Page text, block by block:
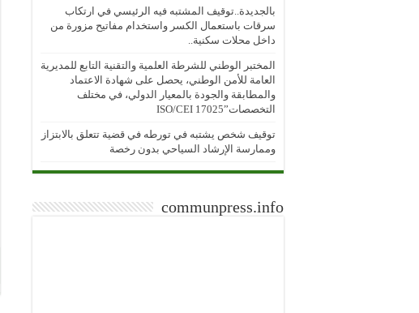
بالجديدة..توقيف المشتبه فيه الرئيسي في ارتكاب
سرقات باستعمال الكسر واستخدام مفاتيح مزورة من
داخل محلات سكنية..
المختبر الوطني للشرطة العلمية والتقنية التابع للمديرية
العامة للأمن الوطني، يحصل على شهادة الاعتماد
والمطابقة والجودة بالمعيار الدولي، في مختلف
التخصصات”ISO/CEI 17025
توقيف شخص يشتبه في تورطه في قضية تتعلق بالابتزاز
وممارسة الإرشاد السياحي بدون رخصة
communpress.info